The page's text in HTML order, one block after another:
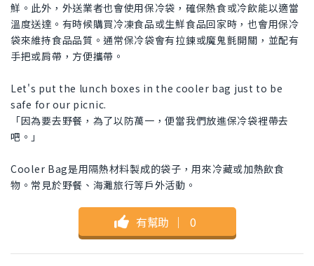
鮮。此外，外送業者也會使用保冷袋，確保熱食或冷飲能以適當
溫度送達。有時候購買冷凍食品或生鮮食品回家時，也會用保冷
袋來維持食品品質。通常保冷袋會有拉鍊或魔鬼氈開關，並配有
手把或肩帶，方便攜帶。
Let's put the lunch boxes in the cooler bag just to be
safe for our picnic.
「因為要去野餐，為了以防萬一，便當我們放進保冷袋裡帶去
吧。」
Cooler Bag是用隔熱材料製成的袋子，用來冷藏或加熱飲食
物。常見於野餐、海灘旅行等戶外活動。
有幫助 ｜ 0